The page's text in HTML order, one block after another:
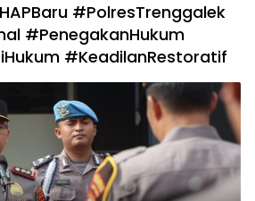
​#PolresTrenggalek
​#PenegakanHukum
​#KeadilanRestoratif